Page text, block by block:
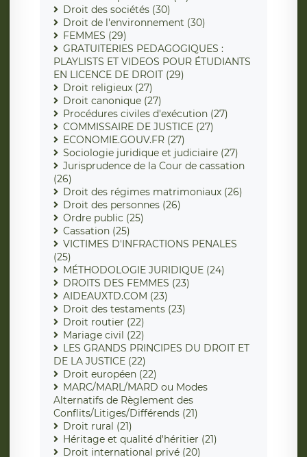
Droit des sociétés (30)
Droit de l'environnement (30)
FEMMES (29)
GRATUITERIES PEDAGOGIQUES :
PLAYLISTS ET VIDEOS POUR ÉTUDIANTS
EN LICENCE DE DROIT (29)
Droit religieux (27)
Droit canonique (27)
Procédures civiles d'exécution (27)
COMMISSAIRE DE JUSTICE (27)
ECONOMIE.GOUV.FR (27)
Sociologie juridique et judiciaire (27)
Jurisprudence de la Cour de cassation
(26)
Droit des régimes matrimoniaux (26)
Droit des personnes (26)
Ordre public (25)
Cassation (25)
VICTIMES D'INFRACTIONS PENALES
(25)
MÉTHODOLOGIE JURIDIQUE (24)
DROITS DES FEMMES (23)
AIDEAUXTD.COM (23)
Droit des testaments (23)
Droit routier (22)
Mariage civil (22)
LES GRANDS PRINCIPES DU DROIT ET
DE LA JUSTICE (22)
Droit européen (22)
MARC/MARL/MARD ou Modes
Alternatifs de Règlement des
Conflits/Litiges/Différends (21)
Droit rural (21)
Héritage et qualité d'héritier (21)
Droit international privé (20)